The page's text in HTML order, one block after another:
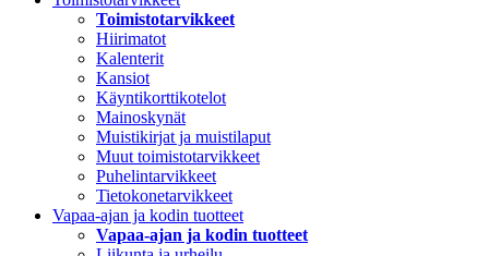
Toimistotarvikkeet
Hiirimatot
Kalenterit
Kansiot
Käyntikorttikotelot
Mainoskynät
Muistikirjat ja muistilaput
Muut toimistotarvikkeet
Puhelintarvikkeet
Tietokonetarvikkeet
Vapaa-ajan ja kodin tuotteet
Vapaa-ajan ja kodin tuotteet